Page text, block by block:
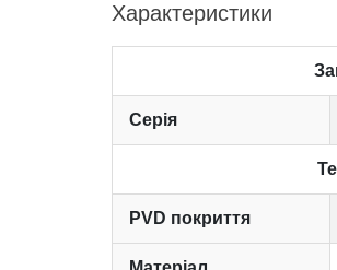
Характеристики
Серія
PVD покриття